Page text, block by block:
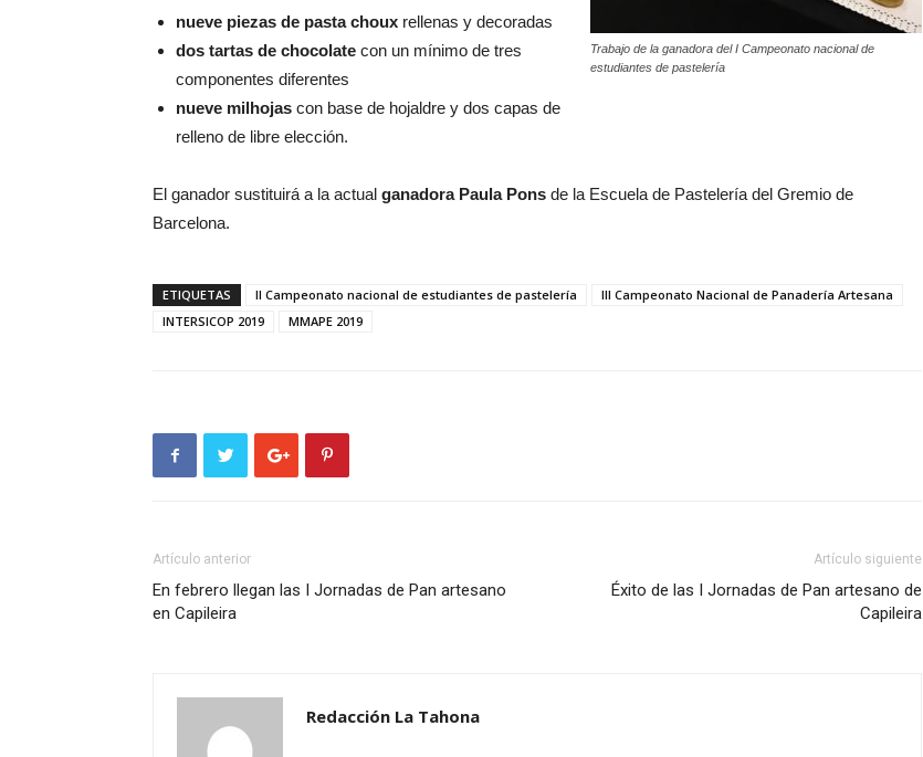
Trabajo de la ganadora del I Campeonato nacional de
estudiantes de pastelería
nueve piezas de pasta choux rellenas y decoradas
dos tartas de chocolate con un mínimo de tres
componentes diferentes
nueve milhojas con base de hojaldre y dos capas de
relleno de libre elección.
El ganador sustituirá a la actual ganadora Paula Pons de la Escuela de Pastelería del Gremio de
Barcelona.
ETIQUETAS II Campeonato nacional de estudiantes de pastelería
III Campeonato Nacional de Panadería Artesana
INTERSICOP 2019
MMAPE 2019
Artículo anterior
En febrero llegan las I Jornadas de Pan artesano
en Capileira
Artículo siguiente
Éxito de las I Jornadas de Pan artesano de
Capileira
Redacción La Tahona